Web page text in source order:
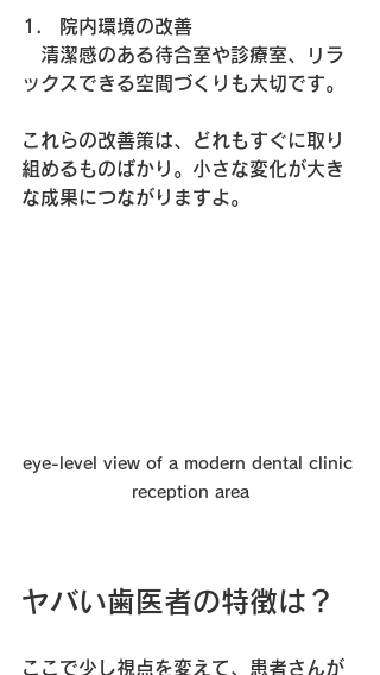
院内環境の改善
清潔感のある待合室や診療室、リラ
ックスできる空間づくりも大切です。
これらの改善策は、どれもすぐに取り
組めるものばかり。小さな変化が大き
な成果につながりますよ。
eye-level view of a modern dental clinic
reception area
ヤバい歯医者の特徴は？
ここで少し視点を変えて、患者さんが